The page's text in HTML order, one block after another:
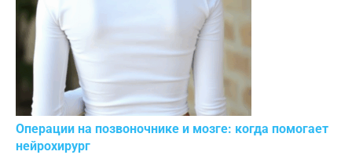
Операции на позвоночнике и мозге: когда помогает
нейрохирург